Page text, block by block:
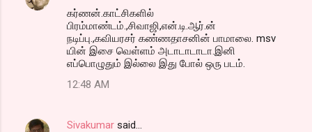
கர்ணன்.காட்சிகளில்
பிரம்மாண்டம்.,சிவாஜி,என்.டி.ஆர்.ன்
நடிப்பு.,கவியரசர் கண்ணதாசனின் பாமாலை. msv
யின் இசை வெள்ளம் அடாடாடாடா.இனி
எப்பொழுதும் இல்லை இது போல் ஒரு படம்.
12:48 AM
Sivakumar said…